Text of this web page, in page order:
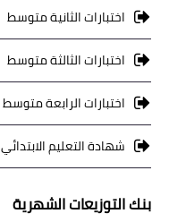
اختبارات الثانية متوسط
اختبارات الثالثة متوسط
اختبارات الرابعة متوسط
شهادة التعليم الابتدائي
بنك التوزيعات الشهرية